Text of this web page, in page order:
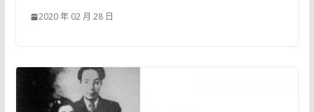
2020 年 02 月 28 日